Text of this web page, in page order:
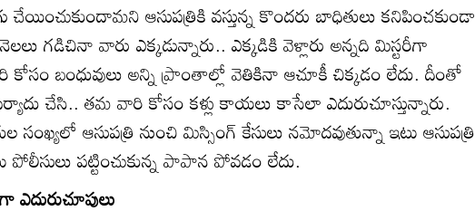
చేయించుకుందామని ఆసుపత్రికి వస్తున్న కొందరు బాధితులు కనిపించకుండా
గడిచినా వారు ఎక్కడున్నారు.. ఎక్కడికి వెళ్లారు అన్నది మిస్టరీగా
బంధువులు అన్ని ప్రాంతాల్లో వెతికినా ఆచూకీ చిక్కడం లేదు. దీంతో
చేసి.. తమ వారి కోసం కళ్లు కాయలు కాసేలా ఎదురుచూస్తున్నారు.
సంఖ్యలో ఆసుపత్రి నుంచి మిస్సింగ్‌ కేసులు నమోదవుతున్నా ఇటు ఆసుపత్రి
పోలీసులు పట్టించుకున్న పాపాన పోవడం లేదు.
ఎదురుచూపులు